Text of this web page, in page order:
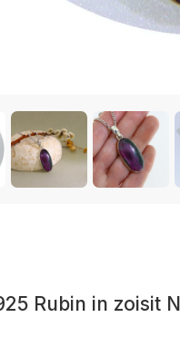
Rubin in zoisit